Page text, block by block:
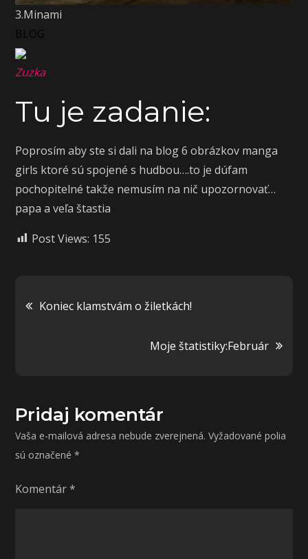
3.Minami
BLOG
Zuzka
Tu je zadanie:
Poprosím aby ste si dali na blog 6 obrázkov manga
girls ktoré sú spojené s hudbou….to je dúfam
pochopitelné takže nemusím na nič upozornovať…
papa a veľa štastia
Post Views: 155
Navigácia
Koniec klamstvám o žiletkách!
Moje štatistiky:Február
Pridaj komentár
Vaša e-mailová adresa nebude zverejnená. Vyžadované polia
sú označené*
Komentár*